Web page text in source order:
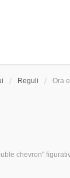
Reguli Ora
chevron"